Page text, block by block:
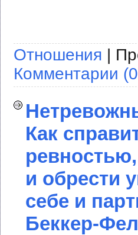
Отношения |
Комментарии
Как
и обрести
себе и
Беккер-